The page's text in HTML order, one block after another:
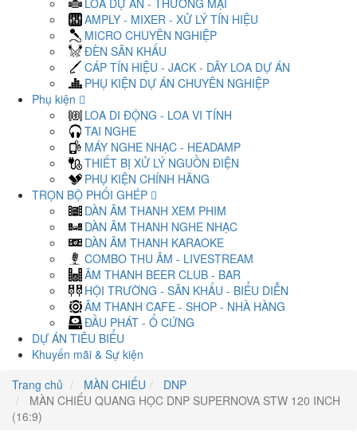
LOA DỰ ÁN - THƯƠNG MẠI
AMPLY - MIXER - XỬ LÝ TÍN HIỆU
MICRO CHUYÊN NGHIỆP
ĐÈN SÂN KHẤU
CÁP TÍN HIỆU - JACK - DÂY LOA DỰ ÁN
PHỤ KIỆN DỰ ÁN CHUYÊN NGHIỆP
Phụ kiện
LOA DI ĐỘNG - LOA VI TÍNH
TAI NGHE
MÁY NGHE NHẠC - HEADAMP
THIẾT BỊ XỬ LÝ NGUỒN ĐIỆN
PHỤ KIỆN CHÍNH HÃNG
TRỌN BỘ PHỐI GHÉP
DÀN ÂM THANH XEM PHIM
DÀN ÂM THANH NGHE NHẠC
DÀN ÂM THANH KARAOKE
COMBO THU ÂM - LIVESTREAM
ÂM THANH BEER CLUB - BAR
HỘI TRƯỜNG - SÂN KHẤU - BIỂU DIỄN
ÂM THANH CAFE - SHOP - NHÀ HÀNG
ĐẦU PHÁT - Ổ CỨNG
DỰ ÁN TIÊU BIỂU
Khuyến mãi & Sự kiện
Trang chủ
MÀN CHIẾU
DNP
MÀN CHIẾU QUANG HỌC DNP SUPERNOVA STW 120 INCH
(16:9)